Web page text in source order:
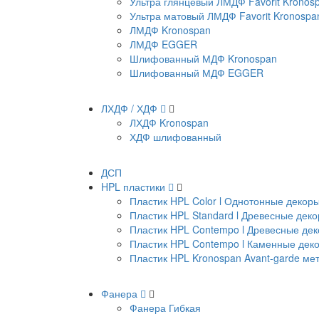
Ультра матовый ЛМДФ Favorit
ЛМДФ Kronospan
ЛМДФ EGGER
Шлифованный МДФ Kronospan
Шлифованный МДФ EGGER
ЛХДФ / ХДФ
ЛХДФ Kronospan
ХДФ шлифованный
ДСП
HPL пластики
Пластик HPL Color l Однотонные декоры
Пластик HPL Standard l Древесные
Пластик HPL Contempo l Древесные
Пластик HPL Contempo l Каменные
Пластик HPL Kronospan Avant-garde
Фанера
Фанера Гибкая